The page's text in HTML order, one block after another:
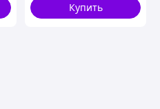
Купить